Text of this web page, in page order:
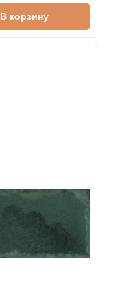
В корзину